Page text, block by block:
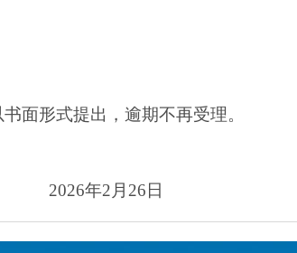
面形式提出，逾期不再受理。
2026年2 月 26 日